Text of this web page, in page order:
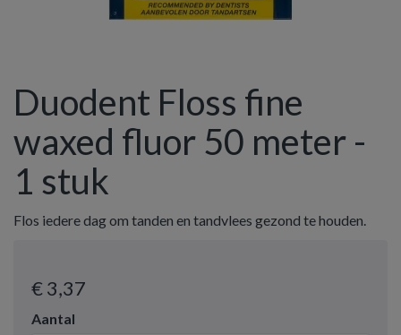
Duodent Floss fine
waxed fluor 50 meter -
1 stuk
Flos iedere dag om tanden en tandvlees gezond te houden.
€ 3,37
Aantal